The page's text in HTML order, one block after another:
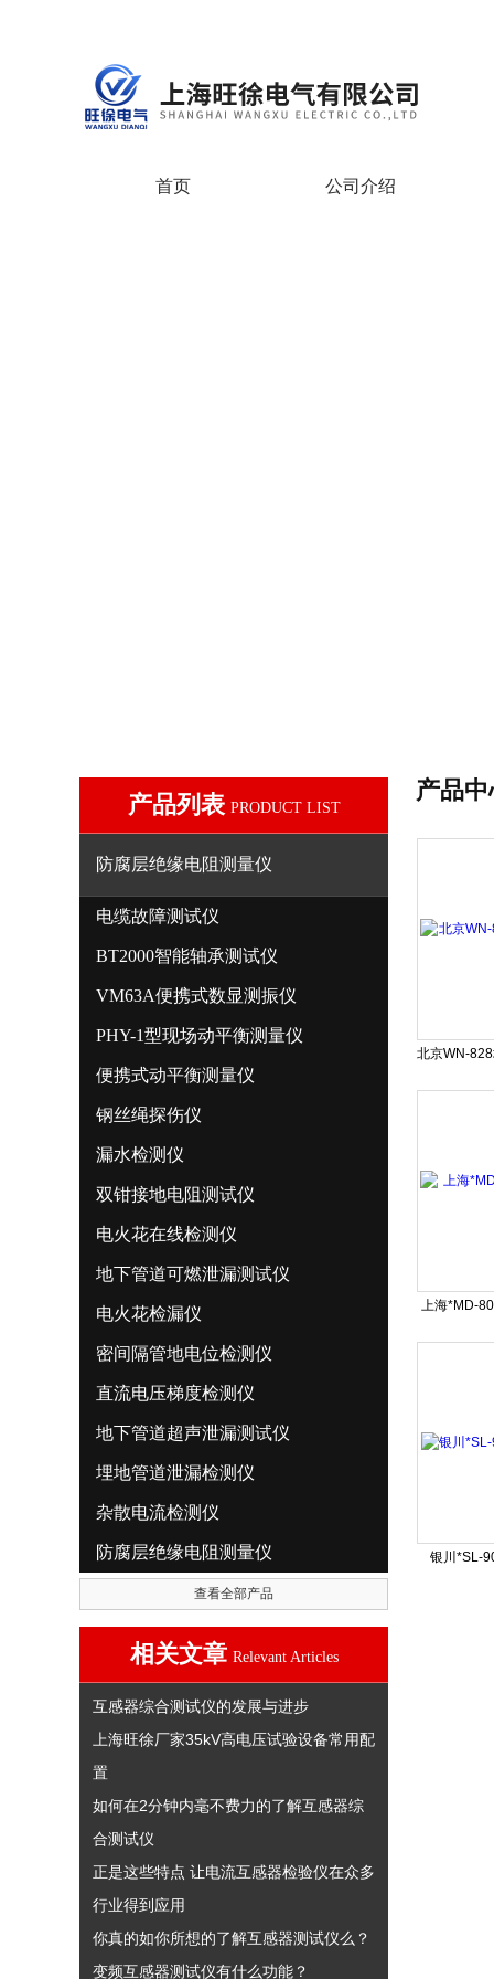
首页 公司介绍
产品列表 PRODUCT LIST
防腐层绝缘电阻测量仪
电缆故障测试仪
BT2000智能轴承测试仪
VM63A便携式数显测振仪
PHY-1型现场动平衡测量仪
便携式动平衡测量仪
钢丝绳探伤仪
漏水检测仪
双钳接地电阻测试仪
电火花在线检测仪
地下管道可燃泄漏测试仪
电火花检漏仪
密间隔管地电位检测仪
直流电压梯度检测仪
地下管道超声泄漏测试仪
埋地管道泄漏检测仪
杂散电流检测仪
防腐层绝缘电阻测量仪
查看全部产品
相关文章 Relevant Articles
互感器综合测试仪的发展与进步
上海旺徐厂家35kV高电压试验设备常用配
置
如何在2分钟内毫不费力的了解互感器综
合测试仪
正是这些特点 让电流互感器检验仪在众多
行业得到应用
你真的如你所想的了解互感器测试仪么？
变频互感器测试仪有什么功能？
产品
上海*MD-
银川*SL-